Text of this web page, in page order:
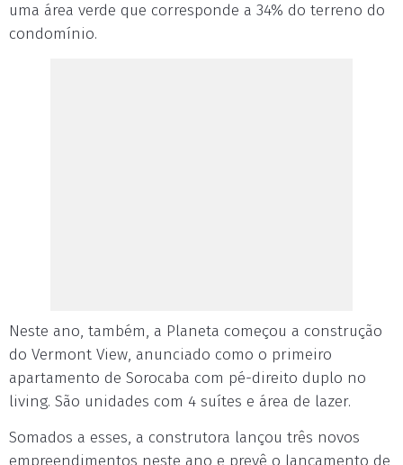
uma área verde que corresponde a 34% do terreno do
condomínio.
Neste ano, também, a Planeta começou a construção
do Vermont View, anunciado como o primeiro
apartamento de Sorocaba com pé-direito duplo no
living. São unidades com 4 suítes e área de lazer.
Somados a esses, a construtora lançou três novos
empreendimentos neste ano e prevê o lançamento de